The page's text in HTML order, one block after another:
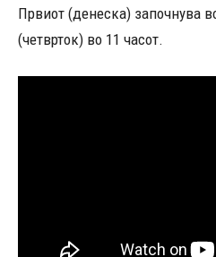
Првиот (денеска) започнува
(четврток) во 11 часот.